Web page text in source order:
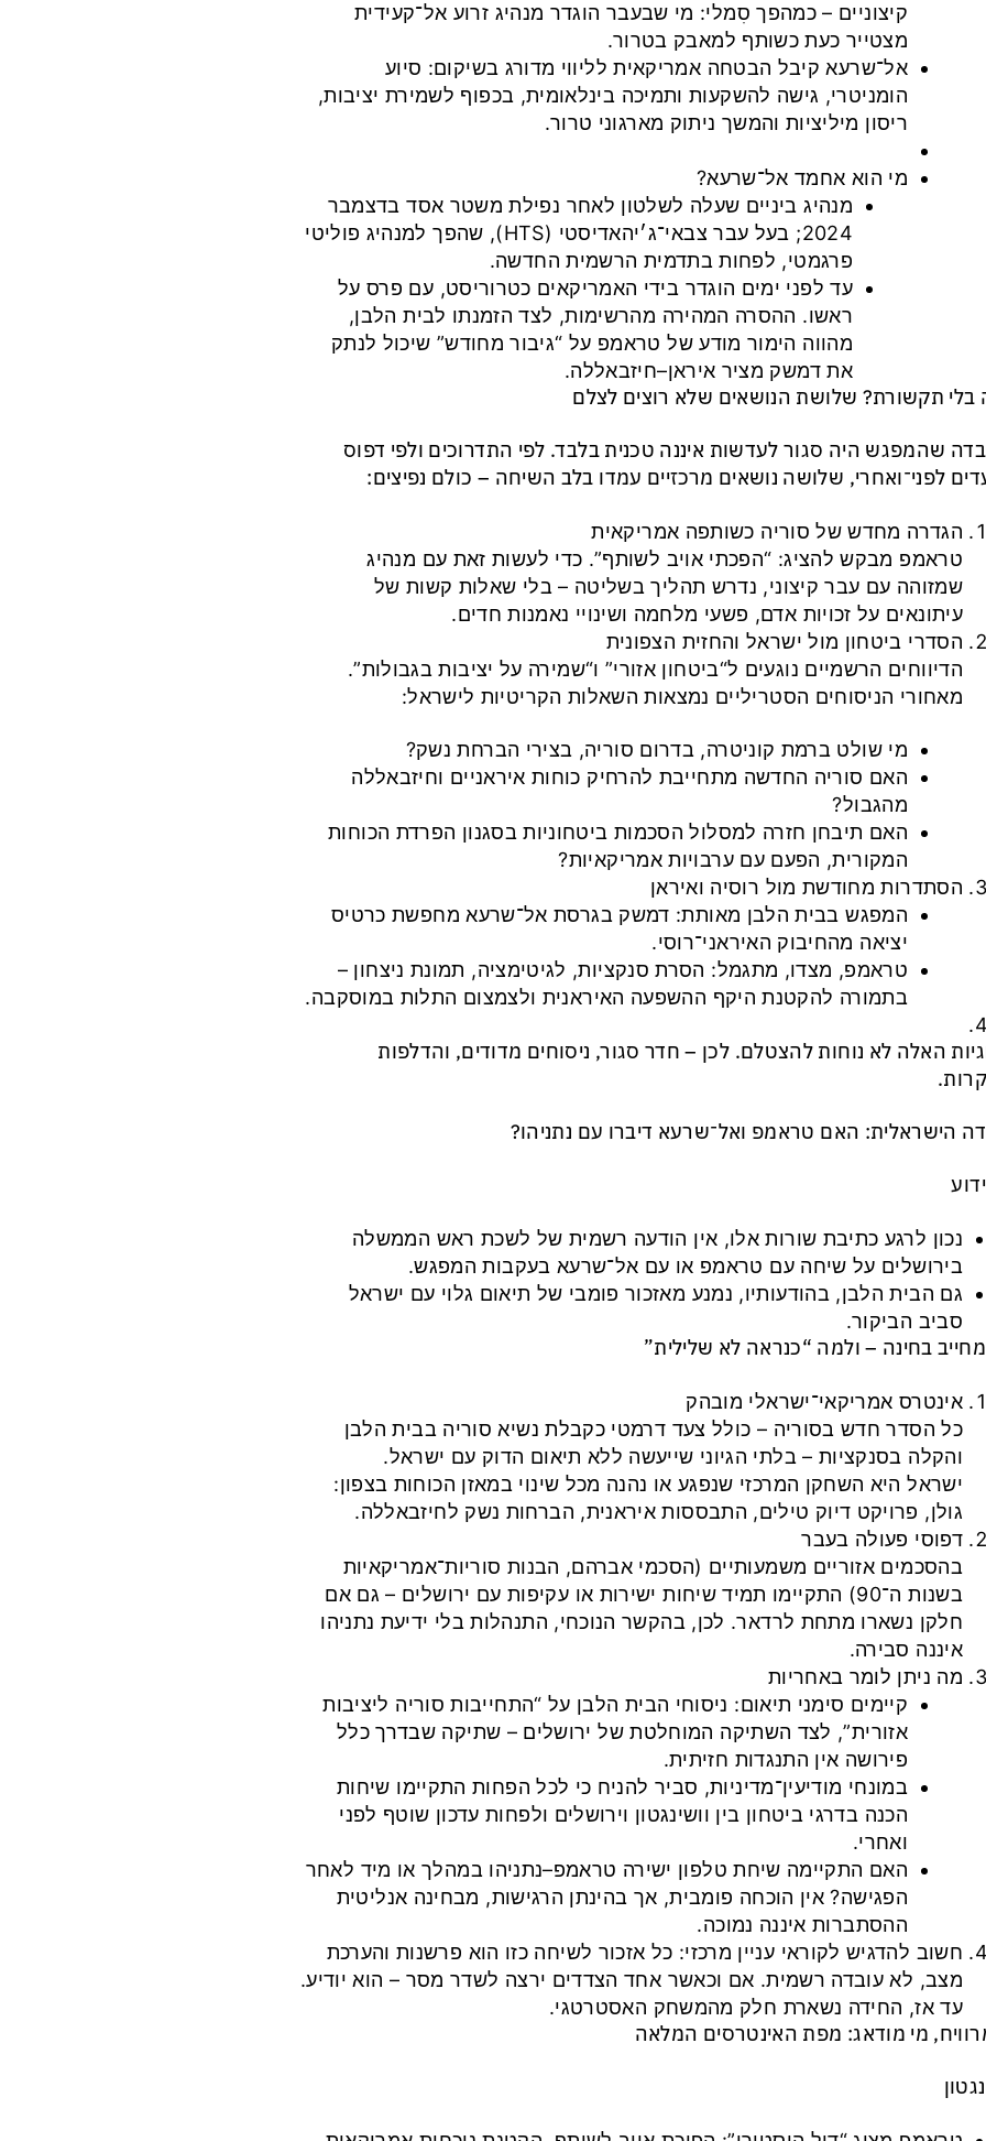
קיצוניים – כמהפך סִמלי: מי שבעבר הוגדר מנהיג זרוע אל־קעידית
מצטייר כעת כשותף למאבק בטרור.
אל־שרעא קיבל הבטחה אמריקאית לליווי מדורג בשיקום: סיוע
הומניטרי, גישה להשקעות ותמיכה בינלאומית, בכפוף לשמירת יציבות,
ריסון מיליציות והמשך ניתוק מארגוני טרור.
מי הוא אחמד אל־שרעא?
מנהיג ביניים שעלה לשלטון לאחר נפילת משטר אסד בדצמבר
2024; בעל עבר צבאי־ג׳יהאדיסטי (HTS), שהפך למנהיג פוליטי
פרגמטי, לפחות בתדמית הרשמית החדשה.
עד לפני ימים הוגדר בידי האמריקאים כטרוריסט, עם פרס על
ראשו. ההסרה המהירה מהרשימות, לצד הזמנתו לבית הלבן,
מהווה הימור מודע של טראמפ על “גיבור מחודש” שיכול לנתק
את דמשק מציר איראן–חיזבאללה.
בלי תקשורת? שלושת הנושאים שלא רוצים לצלם
שהמפגש היה סגור לעדשות איננה טכנית בלבד. לפי התדרוכים ולפי דפוס
לפני־ואחרי, שלושה נושאים מרכזיים עמדו בלב השיחה – כולם נפיצים:
הגדרה מחדש של סוריה כשותפה אמריקאית
טראמפ מבקש להציג: “הפכתי אויב לשותף”. כדי לעשות זאת עם מנהיג
שמזוהה עם עבר קיצוני, נדרש תהליך בשליטה – בלי שאלות קשות של
עיתונאים על זכויות אדם, פשעי מלחמה ושינויי נאמנות חדים.
הסדרי ביטחון מול ישראל והחזית הצפונית
הדיווחים הרשמיים נוגעים ל“ביטחון אזורי” ו“שמירה על יציבות בגבולות”.
מאחורי הניסוחים הסטריליים נמצאות השאלות הקריטיות לישראל:
מי שולט ברמת קוניטרה, בדרום סוריה, בצירי הברחת נשק?
האם סוריה החדשה מתחייבת להרחיק כוחות איראניים וחיזבאללה
מהגבול?
האם תיבחן חזרה למסלול הסכמות ביטחוניות בסגנון הפרדת הכוחות
המקורית, הפעם עם ערבויות אמריקאיות?
הסתדרות מחודשת מול רוסיה ואיראן
המפגש בבית הלבן מאותת: דמשק בגרסת אל־שרעא מחפשת כרטיס
יציאה מהחיבוק האיראני־רוסי.
טראמפ, מצדו, מתגמל: הסרת סנקציות, לגיטימציה, תמונת ניצחון –
בתמורה להקטנת היקף ההשפעה האיראנית ולצמצום התלות במוסקבה.
האלה לא נוחות להצטלם. לכן – חדר סגור, ניסוחים מדודים, והדלפות
הישראלית: האם טראמפ ואל־שרעא דיברו עם נתניהו?
נכון לרגע כתיבת שורות אלו, אין הודעה רשמית של לשכת ראש הממשלה
בירושלים על שיחה עם טראמפ או עם אל־שרעא בעקבות המפגש.
גם הבית הלבן, בהודעותיו, נמנע מאזכור פומבי של תיאום גלוי עם ישראל
סביב הביקור.
בחינה – ולמה “כנראה לא שלילית”
אינטרס אמריקאי־ישראלי מובהק
כל הסדר חדש בסוריה – כולל צעד דרמטי כקבלת נשיא סוריה בבית הלבן
והקלה בסנקציות – בלתי הגיוני שייעשה ללא תיאום הדוק עם ישראל.
ישראל היא השחקן המרכזי שנפגע או נהנה מכל שינוי במאזן הכוחות בצפון:
גולן, פרויקט דיוק טילים, התבססות איראנית, הברחות נשק לחיזבאללה.
דפוסי פעולה בעבר
בהסכמים אזוריים משמעותיים (הסכמי אברהם, הבנות סוריות־אמריקאיות
בשנות ה־90) התקיימו תמיד שיחות ישירות או עקיפות עם ירושלים – גם אם
חלקן נשארו מתחת לרדאר. לכן, בהקשר הנוכחי, התנהלות בלי ידיעת נתניהו
איננה סבירה.
מה ניתן לומר באחריות
קיימים סימני תיאום: ניסוחי הבית הלבן על “התחייבות סוריה ליציבות
אזורית”, לצד השתיקה המוחלטת של ירושלים – שתיקה שבדרך כלל
פירושה אין התנגדות חזיתית.
במונחי מודיעין־מדיניות, סביר להניח כי לכל הפחות התקיימו שיחות
הכנה בדרגי ביטחון בין וושינגטון וירושלים ולפחות עדכון שוטף לפני
ואחרי.
האם התקיימה שיחת טלפון ישירה טראמפ–נתניהו במהלך או מיד לאחר
הפגישה? אין הוכחה פומבית, אך בהינתן הרגישות, מבחינה אנליטית
ההסתברות איננה נמוכה.
חשוב להדגיש לקוראי עניין מרכזי: כל אזכור לשיחה כזו הוא פרשנות והערכת
מצב, לא עובדה רשמית. אם וכאשר אחד הצדדים ירצה לשדר מסר – הוא יודיע.
עד אז, החידה נשארת חלק מהמשחק האסטרטגי.
מי מודאג: מפת האינטרסים המלאה